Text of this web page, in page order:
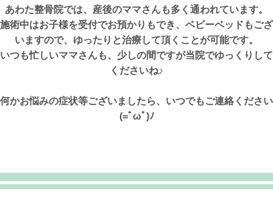
あわた整骨院では、産後のママさんも多く通われています。
施術中はお子様を受付でお預かりもでき、ベビーベッドもござ
いますので、ゆったりと治療して頂くことが可能です。
いつも忙しいママさんも、少しの間ですが当院でゆっくりして
くださいね♪
何かお悩みの症状等ございましたら、いつでもご連絡ください
(=ﾟωﾟ)ﾉ